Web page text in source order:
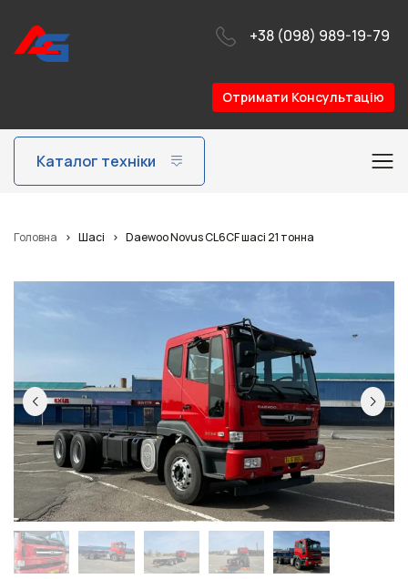
+38 (098) 989-19-79
Отримати Консультацію
Каталог техніки
Головна > Шасі > Daewoo Novus CL6CF шасі 21 тонна